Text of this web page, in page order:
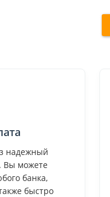
надежный
Вы можете
банка,
быстро